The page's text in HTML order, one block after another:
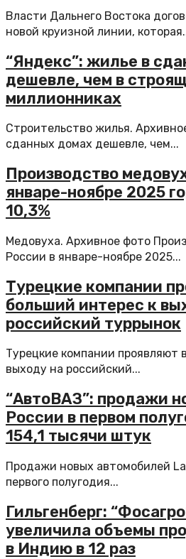
Власти Дальнего Востока
новой круизной линии,
“Яндекс”: жилье в
дешевле, чем в
миллионниках
Строительство жилья.
сданных домах дешевле, чем...
Производство
январе-ноябре 2025
10,3%
Медовуха. Архивное фото
России в январе-ноябре 2025...
Турецкие компании
больший интерес к
российский туррынок
Турецкие компании проявляют
выходу на российский...
“АвтоВАЗ”: продажи
России в первом
154,1 тысячи штук
Продажи новых автомобилей
первого полугодия...
Гильгенберг:
увеличила объемы
в Индию в 12 раз